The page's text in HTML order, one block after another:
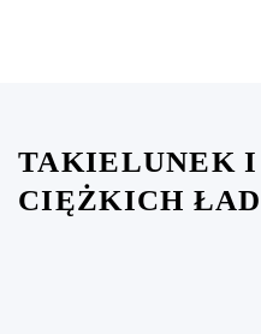
TAKIELUNEK I
CIĘŻKICH